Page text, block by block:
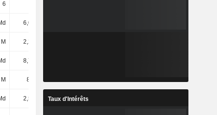
6
6,01 Md
2,29 Md
8,72 Md
8,22 M
2,53 Md 5,08 Md
Taux d'Intérêts